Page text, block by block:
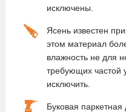
исключены.
Ясень известен
этом материал
влажность не для
требующих частой
исключить.
Буковая